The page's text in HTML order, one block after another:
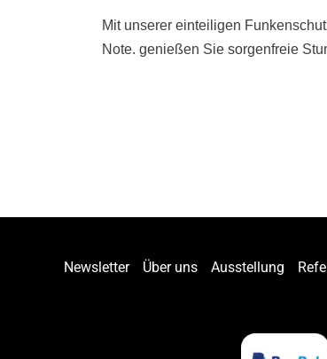
Mit unserer einteiligen
Note. genießen Sie sorgenfreie
Newsletter Über uns Ausstellung